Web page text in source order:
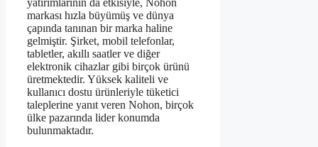
markası hızla büyümüş ve dünya
çapında tanınan bir marka haline
gelmiştir. Şirket, mobil telefonlar,
tabletler, akıllı saatler ve diğer
elektronik cihazlar gibi birçok ürünü
üretmektedir. Yüksek kaliteli ve
kullanıcı dostu ürünleriyle tüketici
taleplerine yanıt veren Nohon, birçok
ülke pazarında lider konumda
bulunmaktadır.